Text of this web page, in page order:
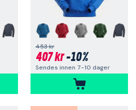
453 kr
407 kr-10%
Sendes innen 7-10 dager